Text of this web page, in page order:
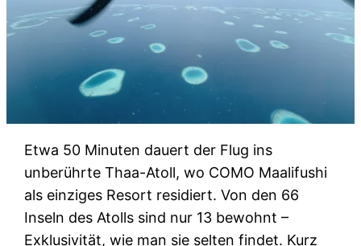
Etwa 50 Minuten dauert der Flug ins
unberührte Thaa-Atoll, wo COMO Maalifushi
als einziges Resort residiert. Von den 66
Inseln des Atolls sind nur 13 bewohnt –
Exklusivität, wie man sie selten findet. Kurz